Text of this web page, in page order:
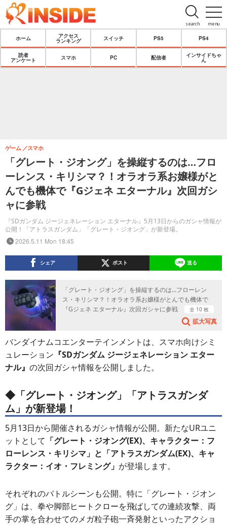
menu
search
ホーム
アクセス
ランキング
スイッチ PS5 PS4
読者
アンケート
スマホ PC 配信者
インサイドちゃ
ん
「グレート・ジオング」を操縦するのは…フロ
ーレンス・キリシマ？！オラオラ系お嬢様がと
んでも機体で『Gジェネ エターナル』次回ガシ
ャに参戦
『SDガンダム ジージェネレーション エターナル』5月13日からのガシャ情報が
公開！「アトラスガンダム」「グレート・ジオング」が新登場。
ゲーム スマホ
2026.5.11 Mon 18:45
シェア ポスト 送る
「グレート・ジオング」を操縦するのは…フローレン
ス・キリシマ？！オラオラ系お嬢様がとんでも機体で
『Gジェネ エターナル』次回ガシャに参戦
全 10 枚
拡大写真
バンダイナムコエンターテインメントは、スマホ向けシミ
ュレーション 『SDガンダム ジージェネレーション エター
ナル』 の次回ガシャ情報を公開しました。
◆「グレート・ジオング」「アトラスガンダ
ム」が新登場！
5月13日から開催されるガシャ情報が公開。新たなURユニ
ットとして 「グレート・ジオング(EX)、キャラクター：フ
ローレンス・キリシマ」と「アトラスガンダム(EX)、キャ
ラクター：イオ・フレミング」 が登場します。
それぞれのバトルシーンも公開。特に「グレート・ジオン
グ」は、拳や脚部ヒートクローを飛ばしての連続攻撃、両
手の掌を合わせてのメガ粒子砲一斉発射といったアクショ